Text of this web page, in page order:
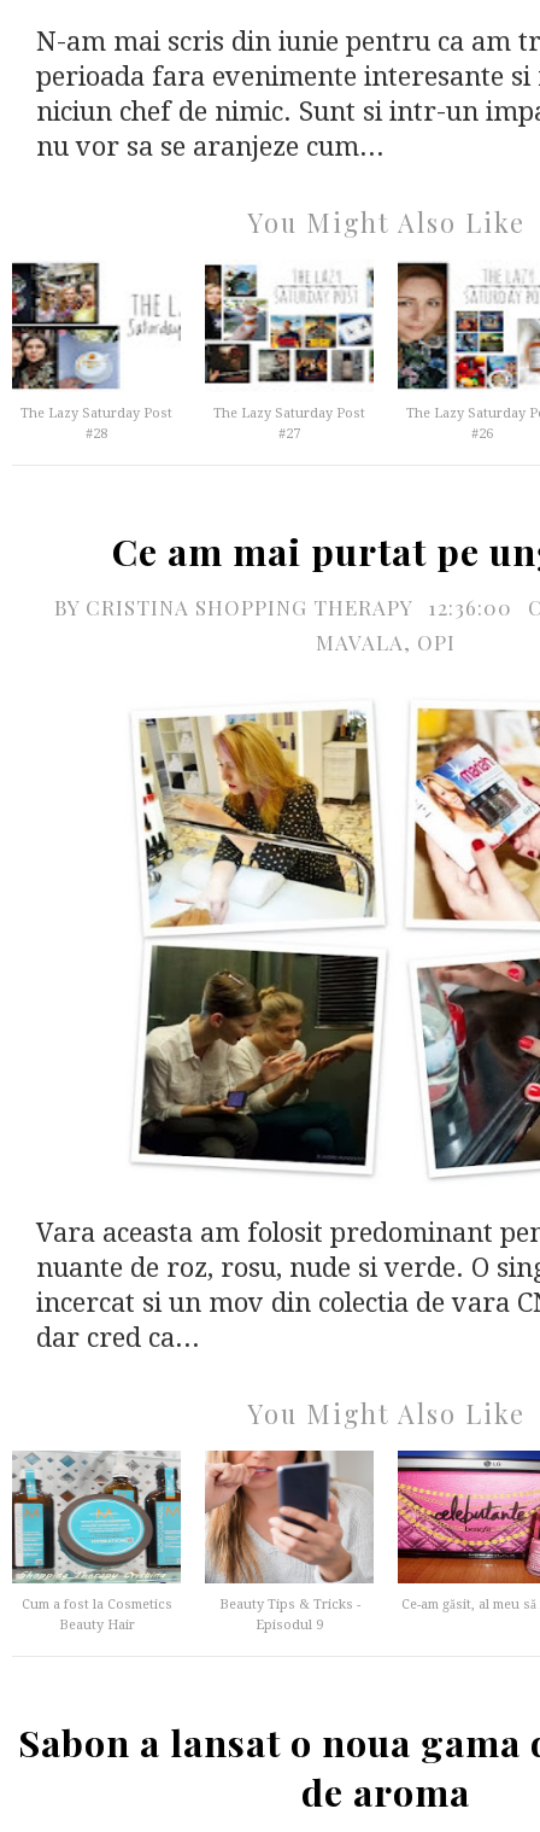
N-am mai scris din iunie pentru ca am
perioada fara evenimente interesante
niciun chef de nimic. Sunt si intr-un
nu vor sa se aranjeze cum...
You Might Also Like
The Lazy Saturday Post
#28
The Lazy Saturday Post
#27
The Lazy Saturday
#26
Ce am mai purtat pe
BY CRISTINA SHOPPING THERAPY 12:36:00
MAVALA, OPI
Vara aceasta am folosit predominant
nuante de roz, rosu, nude si verde. O
incercat si un mov din colectia de vara
dar cred ca...
You Might Also Like
Cum a fost la Cosmetics
Beauty Hair
Beauty Tips & Tricks -
Episodul 9
Ce-am găsit, al meu
Sabon a lansat o noua gama
de aroma